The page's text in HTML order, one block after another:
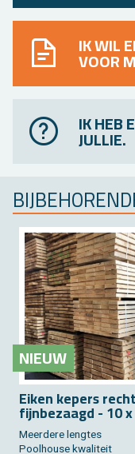
IK WIL
VOOR
IK HEB
JULLIE.
NIEUW
Eiken ke­pers
fijn­be­zaagd - 10
Meer­de­re leng­tes
Pool­hou­se kwa­li­teit